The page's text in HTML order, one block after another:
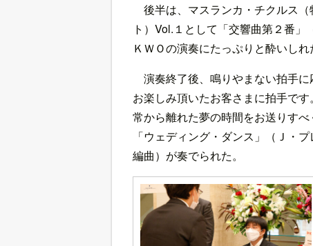
後半は、マスランカ・チクルス
ト）Vol.１として「交響曲第２番
ＫＷＯの演奏にたっぷりと酔いしれ
演奏終了後、鳴りやまない拍手
お楽しみ頂いたお客さまに拍手で
常から離れた夢の時間をお送りす
「ウェディング・ダンス」（Ｊ・
編曲）が奏でられた。